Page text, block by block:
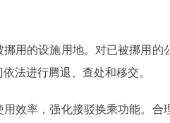
的设施用地。对已被挪用的
法进行腾退、查处和移交。
率，强化接驳换乘功能。合